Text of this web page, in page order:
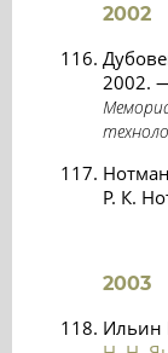
2002
2002.
Р. К.
2003
Ильин